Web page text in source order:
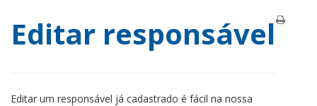
Editar responsável
Editar um responsável já cadastrado é fácil na nossa